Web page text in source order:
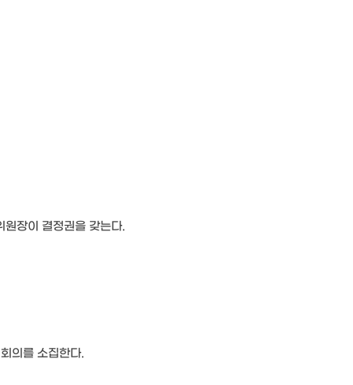
장이 결정권을 갖는다.
의를 소집한다.